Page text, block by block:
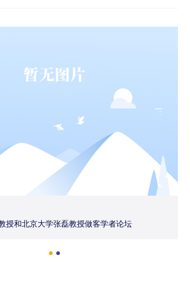
授和北京大学张磊教授做客学者论坛